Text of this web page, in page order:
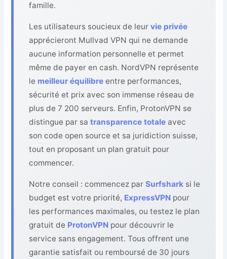
famille.
Les utilisateurs soucieux de leurvie privée
apprécieront Mullvad VPN qui ne demande
aucune information personnelle et permet
même de payer en cash. NordVPN représente
le meilleur équilibre entre performances,
sécurité et prix avec son immense réseau de
plus de 7 200 serveurs. Enfin, ProtonVPN se
distingue par satransparence totale avec
son code open source et sa juridiction suisse,
tout en proposant un plan gratuit pour
commencer.
Notre conseil : commencez parSurfshark si le
budget est votre priorité, ExpressVPN pour
les performances maximales, ou testez le plan
gratuit de ProtonVPN pour découvrir le
service sans engagement. Tous offrent une
garantie satisfait ou remboursé de 30 jours